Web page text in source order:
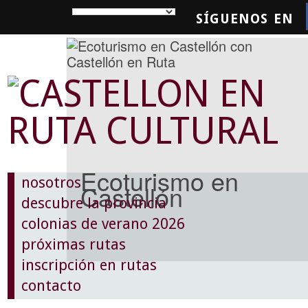
SÍGUENOS EN
Ecoturismo en
Castellón
nosotros
descubre la provincia
colonias de verano 2026
próximas rutas
inscripción en rutas
contacto